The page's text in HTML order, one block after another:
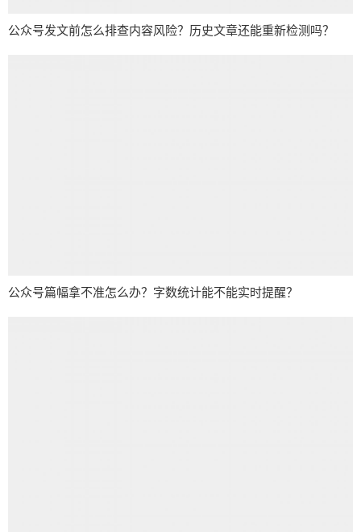
公众号发文前怎么排查内容风险？历史文章还能重新检测吗？
公众号篇幅拿不准怎么办？字数统计能不能实时提醒？